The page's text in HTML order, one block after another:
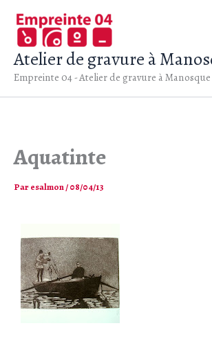
Aller
contenu
Atelier de gravure à
Empreinte 04 - Atelier de gravure à Manosque
Aquatinte
Paresalmon/08/04/13